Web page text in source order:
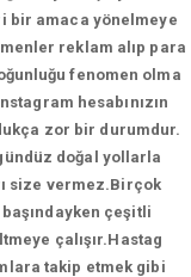
bir amaca yönelmeye
reklam alıp para
fenomen olma
hesabınızın
zor bir durumdur.
doğal yollarla
size vermez.Birçok
çeşitli
çalışır.Hastag
takip etmek gibi